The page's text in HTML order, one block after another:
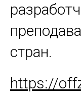
стран.
https://